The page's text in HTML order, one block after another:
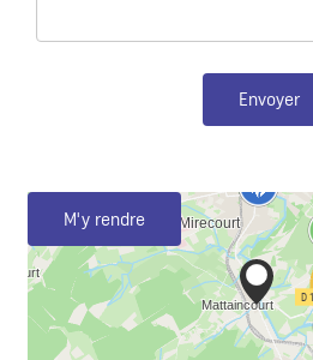
Envoyer
M'y rendre